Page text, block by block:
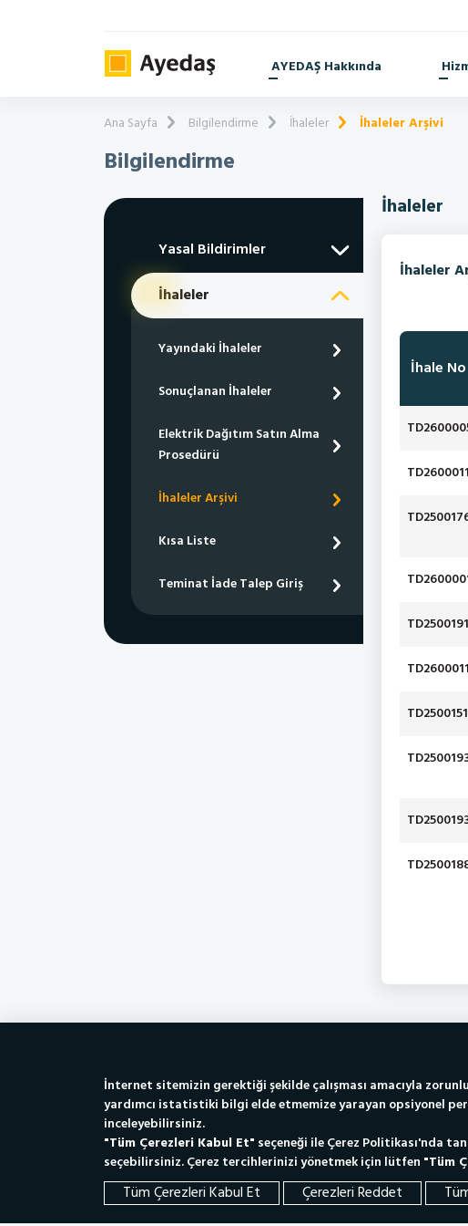
AYEDAŞ Hakkında
Ana Sayfa Bilgilendirme İhaleler İhaleler Arşivi
Bilgilendirme
Yasal Bildirimler
İhaleler
Yayındaki İhaleler
Sonuçlanan İhaleler
Elektrik Dağıtım Satın Alma
Prosedürü
İhaleler Arşivi
Kısa Liste
Teminat İade Talep Giriş
İhaleler
İhaleler
İhale No
Whatsapp Destek Hattı
Tıkla Mesajını Gönder
Ayedaş’ta
186Çağrı Merkezi
İnternet sitemizin gerektiği şekilde çalışması amacıyla
yardımcı istatistiki bilgi elde etmemize yarayan opsiyonel
inceleyebilirsiniz.
"Tüm Çerezleri Kabul Et" seçeneği ile Çerez Politikası'nda
seçebilirsiniz. Çerez tercihlerinizi yönetmek için lütfen "Tüm
Tüm Çerezleri Kabul Et Çerezleri Reddet